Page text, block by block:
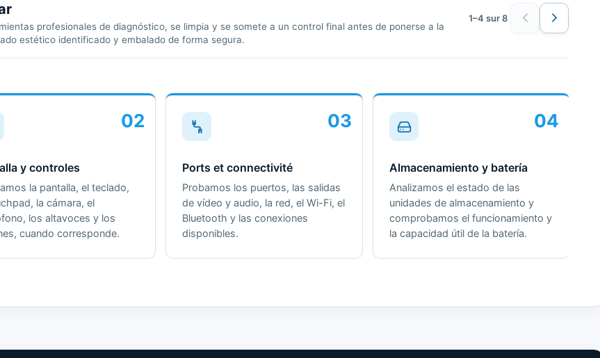
profesionales de diagnóstico, se limpia y se somete a un control final antes de ponerse a la
estético identificado y embalado de forma segura.
1–4 sur 8
02
y controles
la pantalla, el teclado,
la cámara, el
los altavoces y los
cuando corresponde.
03
Ports et connectivité
Probamos los puertos, las salidas
de vídeo y audio, la red, el Wi-Fi, el
Bluetooth y las conexiones
disponibles.
04
Almacenamiento y batería
Analizamos el estado de las
unidades de almacenamiento y
comprobamos el funcionamiento y
la capacidad útil de la batería.